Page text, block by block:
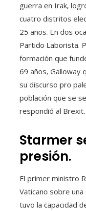
guerra en Irak,
cuatro distritos
25 años. En dos
Partido Laborista.
formación que
69 años, Galloway
su discurso pro
población que se
respondió al Brexit.
Starmer
presión.
El primer ministro
Vaticano sobre
tuvo la capacidad